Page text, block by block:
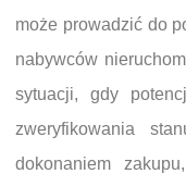
może prowadzić do
nabywców
sytuacji, gdy
zweryfikowania
dokonaniem